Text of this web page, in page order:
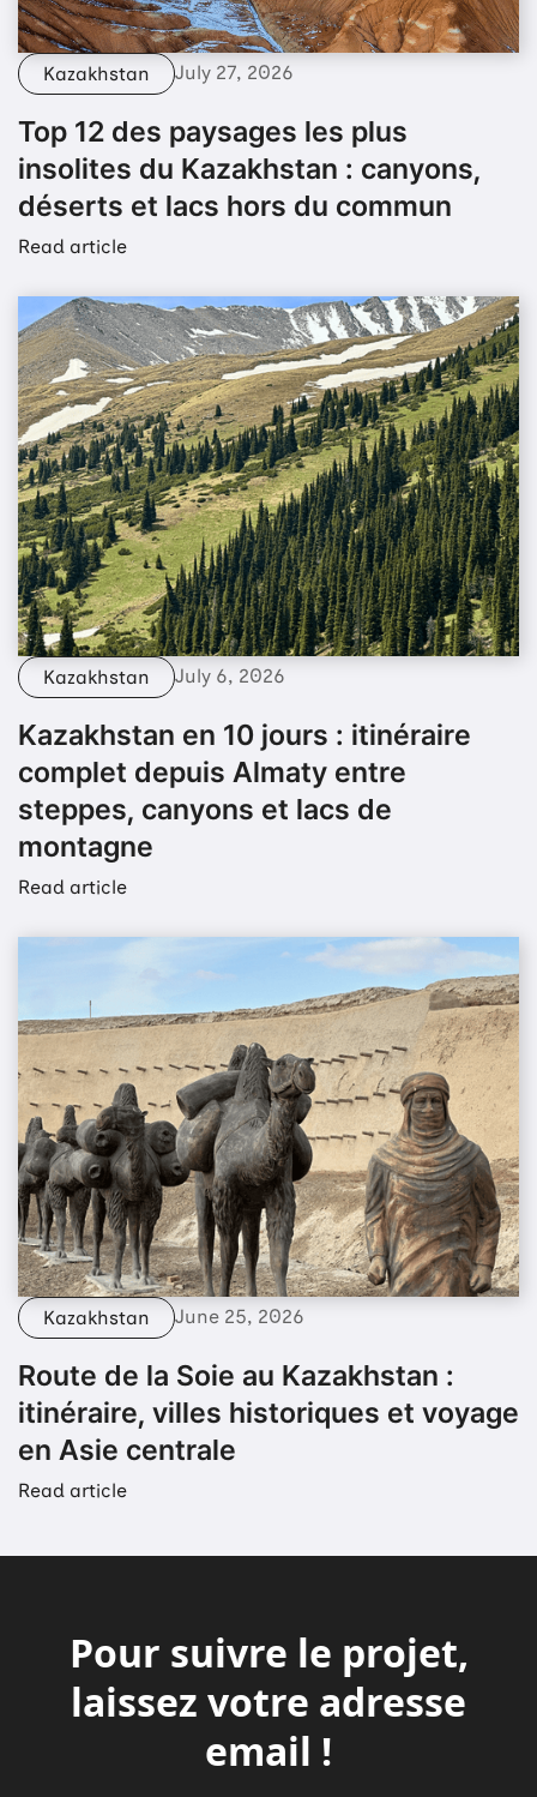
Kazakhstan July 27, 2026
Top 12 des paysages les plus
insolites du Kazakhstan : canyons,
déserts et lacs hors du commun
Read article
Kazakhstan July 6, 2026
Kazakhstan en 10 jours : itinéraire
complet depuis Almaty entre
steppes, canyons et lacs de
montagne
Read article
Kazakhstan June 25, 2026
Route de la Soie au Kazakhstan :
itinéraire, villes historiques et voyage
en Asie centrale
Read article
Pour suivre le projet,
laissez votre adresse
email !